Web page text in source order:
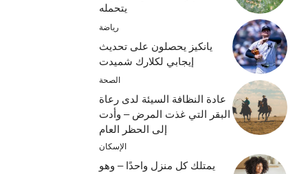
يتحمله
رياضة
يانكيز يحصلون على تحديث
إيجابي لكلارك شميدت
الصحة
عادة النظافة السيئة لدى رعاة
البقر التي غذت المرض – وأدت
إلى الحظر العام
الإسكان
يمتلك كل منزل واحدًا – وهو